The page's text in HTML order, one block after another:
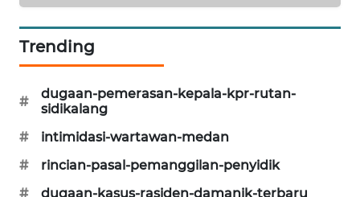
Trending
#
dugaan-pemerasan-kepala-kpr-rutan-
sidikalang
#
intimidasi-wartawan-medan
#
rincian-pasal-pemanggilan-penyidik
#
dugaan-kasus-rasiden-damanik-terbaru
LPKKI
LKKI
KOPEKLIN
PORTAL